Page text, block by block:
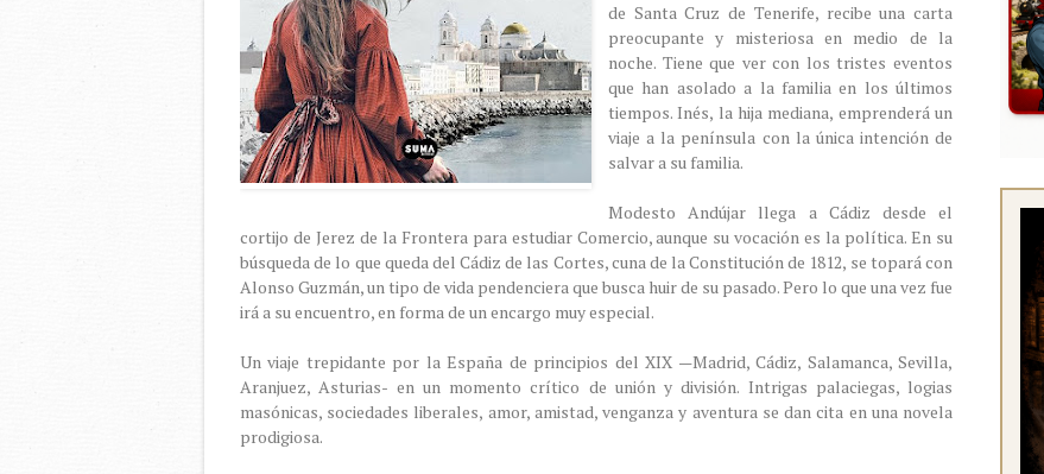
de Santa Cruz de Tenerife, recibe una carta
preocupante y misteriosa en medio de la
noche. Tiene que ver con los tristes eventos
que han asolado a la familia en los últimos
tiempos. Inés, la hija mediana, emprenderá un
viaje a la península con la única intención de
salvar a su familia.
Modesto Andújar llega a Cádiz desde el
cortijo de Jerez de la Frontera para estudiar Comercio, aunque su vocación es la política. En su
búsqueda de lo que queda del Cádiz de las Cortes, cuna de la Constitución de 1812, se topará con
Alonso Guzmán, un tipo de vida pendenciera que busca huir de su pasado. Pero lo que una vez fue
irá a su encuentro, en forma de un encargo muy especial.
Un viaje trepidante por la España de principios del XIX —Madrid, Cádiz, Salamanca, Sevilla,
Aranjuez, Asturias- en un momento crítico de unión y división. Intrigas palaciegas, logias
masónicas, sociedades liberales, amor, amistad, venganza y aventura se dan cita en una novela
prodigiosa.